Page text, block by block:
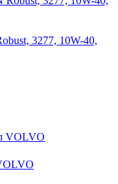
3277, 10W-40,